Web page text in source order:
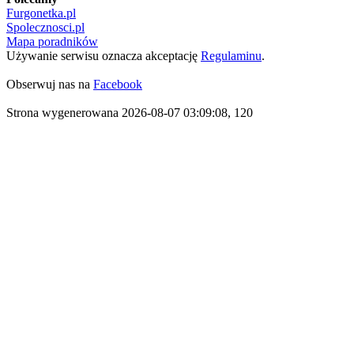
Furgonetka.pl
Spolecznosci.pl
Mapa poradników
Używanie serwisu oznacza akceptację Regulaminu.
Obserwuj nas na Facebook
Strona wygenerowana 2026-08-07 03:09:08, 120